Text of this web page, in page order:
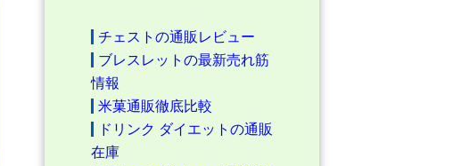
チェストの通販レビュー
ブレスレットの最新売れ筋
情報
米菓通販徹底比較
ドリンク ダイエットの通販
在庫